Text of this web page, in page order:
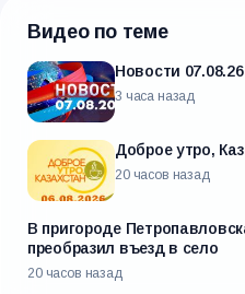
Видео по теме
Новости 07.08.26
3 часа назад
Доброе утро,
20 часов назад
В пригороде
преобразил въезд в село
20 часов назад